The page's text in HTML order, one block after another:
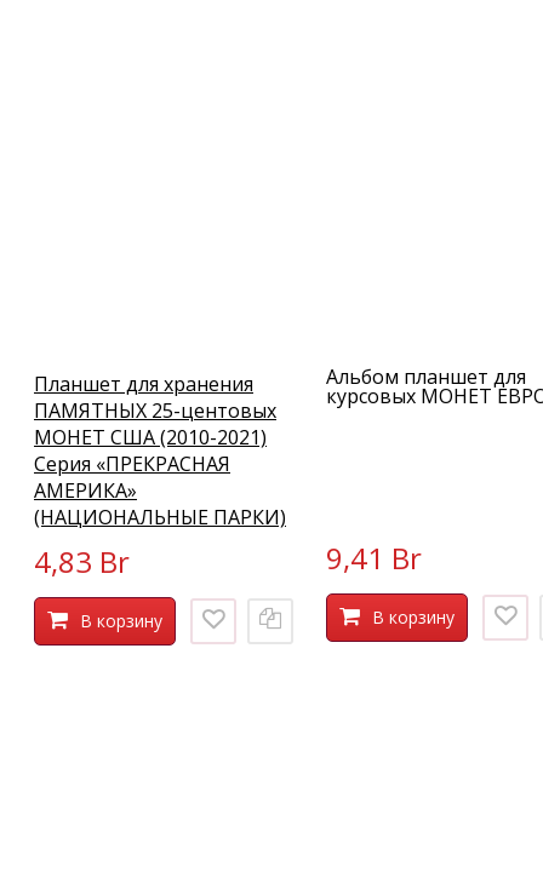
Планшет для хранения
ПАМЯТНЫХ 25-центовых
МОНЕТ США (2010-2021)
Серия «ПРЕКРАСНАЯ
АМЕРИКА»
(НАЦИОНАЛЬНЫЕ ПАРКИ)
4,83 Br
В корзину
Альбом планшет для
курсовых МОНЕТ
9,41 Br
В корзину